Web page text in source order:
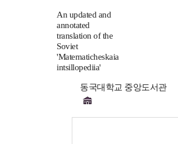
An updated and
annotated
translation of the
Soviet
'Matematicheskaia
intsillopediia'
동국대학교 중앙도서관